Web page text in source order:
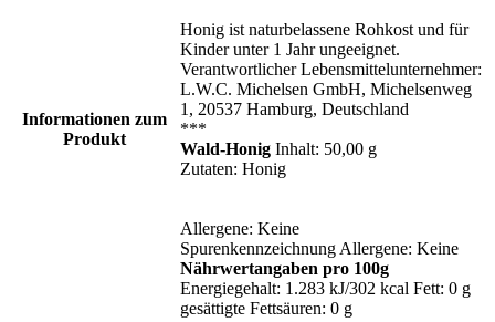
Informationen zum
Produkt
Honig ist naturbelassene Rohkost und für
Kinder unter 1 Jahr ungeeignet.
Verantwortlicher Lebensmittelunternehmer:
L.W.C. Michelsen GmbH, Michelsenweg
1, 20537 Hamburg, Deutschland
***
Wald-Honig Inhalt: 50,00 g
Zutaten: Honig
Allergene: Keine
Spurenkennzeichnung Allergene: Keine
Nährwertangaben pro 100g
Energiegehalt: 1.283 kJ/302 kcal Fett: 0 g
gesättigte Fettsäuren: 0 g